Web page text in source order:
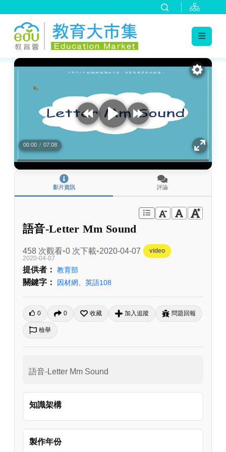
:::
00:00 / 07:08
影片資訊 評論
語音-Letter Mm Sound
458 次觀看 0 次下載 2020-04-07
video
2020-04-07
提供者： 教育部
關鍵字： 因材網 英語108
0 0 收藏 加入追蹤 問題回報
檢舉
語音-Letter Mm Sound
知識架構
製作年份